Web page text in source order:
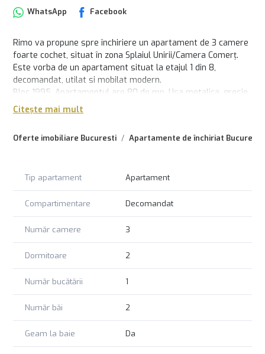
Oferte imobiliare Bucuresti Apartamente de închiriat Bucuresti
WhatsApp Facebook
Rimo va propune spre închiriere un apartament de 3 camere
foarte cochet, situat în zona Splaiul Unirii/Camera Comerț.
Este vorba de un apartament situat la etajul 1 din 8,
decomandat, utilat si mobilat modern.
Bloc 1995. Apartamentul are 80 de mp. Usa metalica, gresie,
faianta, parchet, termopane, 2 grupuri sanitare, hol mare,
balcon cu grilaj.
aproape de metrou Piața Unirii (800m) si Timpuri Noi(400m).
toate facilitățile orașului.
Citește mai mult
Tip apartament Apartament
Compartimentare Decomandat
Număr camere 3
Dormitoare 2
Număr bucătării 1
Număr băi 2
Geam la baie Da